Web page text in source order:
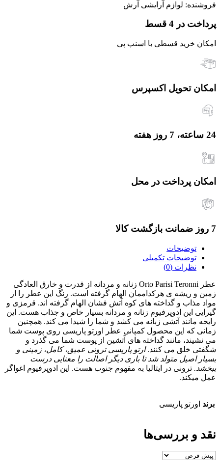
فروشنده: لوازم آرایشی آرش
پرداخت در 4 قسط
امکان خرید قسطی با اسنپ پی
امکان تحویل اکسپرس
24 ساعته، 7 روز هفته
امکان پرداخت در محل
7 روز ضمانت بازگشت کالا
توضیحات
توضیحات تکمیلی
نظرات (0)
عطر Orto Parisi Teronni زنانه و مردانه از قدرت و خارق العادگی
زمین و ریشه ی هرکداممان الهام گرفته است. رنگ این عطر را از
مواد مذاب و گداخته های کوه آتش فشان الهام گرفته اند. قرمزی و
گیرایی این ادوپرفیوم زنانه و مردانه بسیار خاص و جذاب هست. این
رایحه مانند آتشی زبانه می کشد و شما را شیدا می کند. همچنین
زمانی که این محصول کمپانی عطر اورتو پاریسی روی پوست شما
می نشیند، مانند گداخته های آتشین از پوست شما می گذرد و
شگفتی خلق می کنند.ارتو پاریسی ترونی عمیق، کامل، زمینی و
بسیار اصیل متولد شد تا باری دیگر اصالت را معنایی درست
ببخشد. ترونی در ایتالیا به مفهوم جنوب هست. این ادوپرفیوم اغواگر
عمل میکند.
برند اورتو پاریسی
نقد و بررسی‌ها